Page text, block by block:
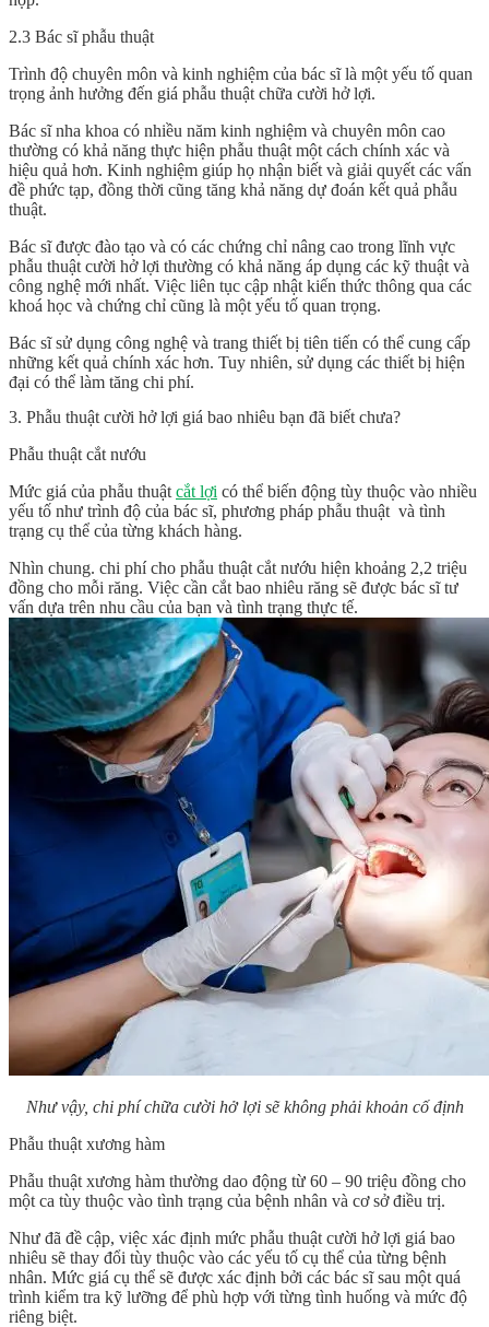
2.3 Bác sĩ phẫu thuật
Trình độ chuyên môn và kinh nghiệm của bác sĩ là một yếu tố quan
trọng ảnh hưởng đến giá phẫu thuật chữa cười hở lợi.
Bác sĩ nha khoa có nhiều năm kinh nghiệm và chuyên môn cao
thường có khả năng thực hiện phẫu thuật một cách chính xác và
hiệu quả hơn. Kinh nghiệm giúp họ nhận biết và giải quyết các vấn
đề phức tạp, đồng thời cũng tăng khả năng dự đoán kết quả phẫu
thuật.
Bác sĩ được đào tạo và có các chứng chỉ nâng cao trong lĩnh vực
phẫu thuật cười hở lợi thường có khả năng áp dụng các kỹ thuật và
công nghệ mới nhất. Việc liên tục cập nhật kiến thức thông qua các
khoá học và chứng chỉ cũng là một yếu tố quan trọng.
Bác sĩ sử dụng công nghệ và trang thiết bị tiên tiến có thể cung cấp
những kết quả chính xác hơn. Tuy nhiên, sử dụng các thiết bị hiện
đại có thể làm tăng chi phí.
3. Phẫu thuật cười hở lợi giá bao nhiêu bạn đã biết chưa?
Phẫu thuật cắt nướu
Mức giá của phẫu thuật cắt lợi có thể biến động tùy thuộc vào nhiều
yếu tố như trình độ của bác sĩ, phương pháp phẫu thuật và tình
trạng cụ thể của từng khách hàng.
Nhìn chung. chi phí cho phẫu thuật cắt nướu hiện khoảng 2,2 triệu
đồng cho mỗi răng. Việc cần cắt bao nhiêu răng sẽ được bác sĩ tư
vấn dựa trên nhu cầu của bạn và tình trạng thực tế.
Như vậy, chi phí chữa cười hở lợi sẽ không phải khoản cố định
Phẫu thuật xương hàm
Phẫu thuật xương hàm thường dao động từ 60 – 90 triệu đồng cho
một ca tùy thuộc vào tình trạng của bệnh nhân và cơ sở điều trị.
Như đã đề cập, việc xác định mức phẫu thuật cười hở lợi giá bao
nhiêu sẽ thay đổi tùy thuộc vào các yếu tố cụ thể của từng bệnh
nhân. Mức giá cụ thể sẽ được xác định bởi các bác sĩ sau một quá
trình kiểm tra kỹ lưỡng để phù hợp với từng tình huống và mức độ
riêng biệt.